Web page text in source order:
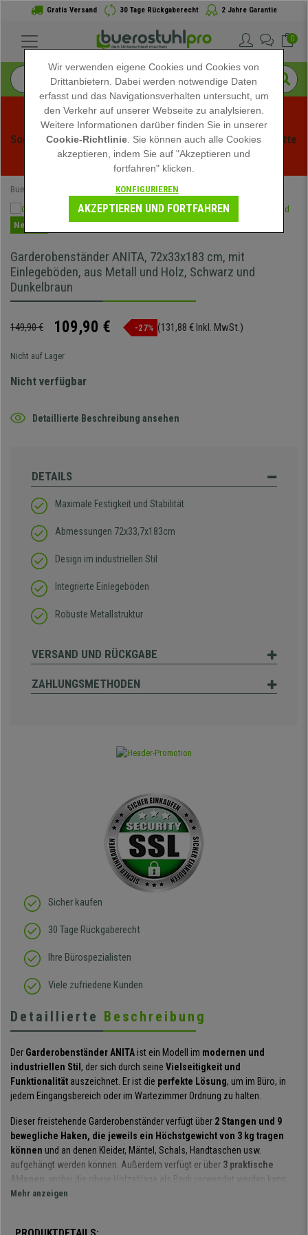
Gratis Versand 30 Tage Rückgaberecht 2 Jahre Garantie
0
Sommerschlussverauf bei buerstuhlpro! Exklusive Rabatte
für kurze Zeit - Aktion ansehen -
Buerostuhlpro Kleiderständer
Neuheit
Garderobenständer ANITA, 72x33x183 cm, mit
Einlegeböden, aus Metall und Holz, Schwarz und
Dunkelbraun
149,90 € 109,90 € -27% (131,88 € Inkl. MwSt.)
Nicht auf Lager
Nicht verfügbar
Detaillierte Beschreibung ansehen
DETAILS
Maximale Festigkeit und Stabilität
Abmessungen 72x33,7x183cm
Design im industriellen Stil
Integrierte Einlegeböden
Robuste Metallstruktur
VERSAND UND RÜCKGABE
ZAHLUNGSMETHODEN
Sicher kaufen
30 Tage Rückgaberecht
Ihre Bürospezialisten
Viele zufriedene Kunden
Detaillierte Beschreibung
Der Garderobenständer ANITAist ein Modell im modernen und
industriellen Stil , der sich durch seine Vielseitigkeit und
Funktionalität auszeichnet. Er ist die perfekte Lösung, um im Büro, in
jedem Eingangsbereich oder im Wartezimmer Ordnung zu halten.
Dieser freistehende Garderobenständer verfügt über 2 Stangen und 9
bewegliche Haken, die jeweils ein Höchstgewicht von 3 kg tragen
können und an denen Kleider, Mäntel, Schals, Handtaschen usw.
aufgehängt werden können. Außerdem verfügt er über 3 praktische
Ablagen
, wobei die obere Holzablage als Bank verwendet werden kann,
da sie einemaximale Tragfähigkeit von bis zu 80 kg
Mehr anzeigen
Wir verwenden eigene Cookies und Cookies von
Drittanbietern. Dabei werden notwendige Daten
erfasst und das Navigationsverhalten untersucht, um
den Verkehr auf unserer Webseite zu analylsieren.
Weitere Informationen darüber finden Sie in unserer
Cookie-Richtlinie . Sie können auch alle Cookies
akzeptieren, indem Sie auf "Akzeptieren und
fortfahren" klicken.
KONFIGURIEREN
AKZEPTIEREN UND FORTFAHREN